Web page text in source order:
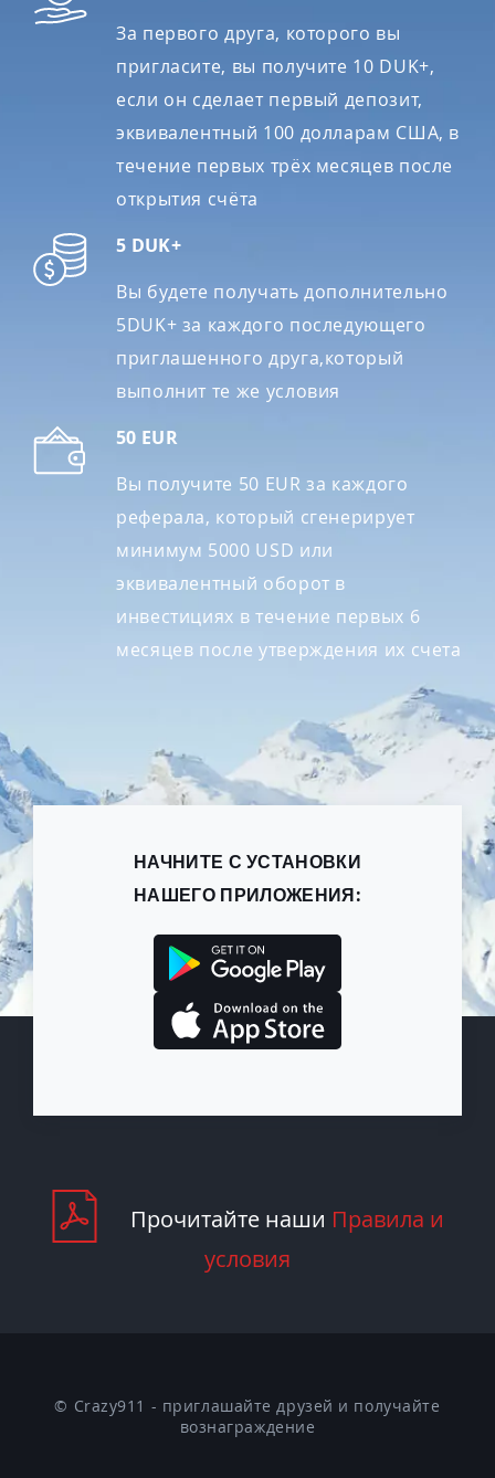
За первого друга, которого вы
пригласите, вы получите 10 DUK+,
если он сделает первый депозит,
эквивалентный 100 долларам США, в
течение первых трёх месяцев после
открытия счёта
5 DUK+
Вы будете получать дополнительно
5DUK+ за каждого последующего
приглашенного друга,который
выполнит те же условия
50 EUR
Вы получите 50 EUR за каждого
реферала, который сгенерирует
минимум 5000 USD или
эквивалентный оборот в
инвестициях в течение первых 6
месяцев после утверждения их счета
НАЧНИТЕ С УСТАНОВКИ
НАШЕГО ПРИЛОЖЕНИЯ:
Прочитайте наши Правила и
условия
© Crazy911 - приглашайте друзей и получайте
вознаграждение